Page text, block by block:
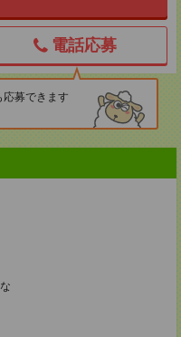
電話応募
応募できます